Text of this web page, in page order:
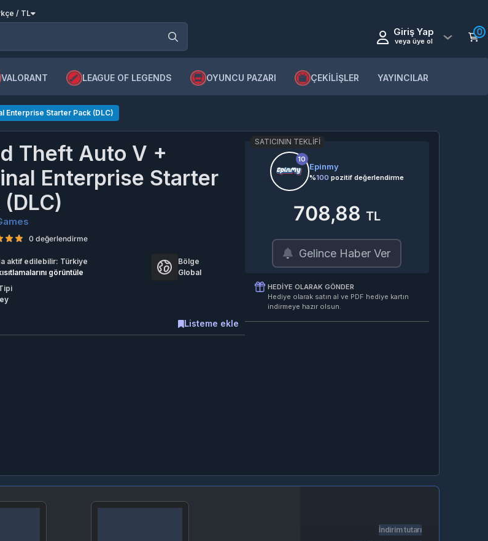
/ TL
Giriş Yap
veya üye ol
0
VALORANT LEAGUE OF LEGENDS OYUNCU PAZARI ÇEKİLİŞLER YAYINCILAR
Enterprise Starter Pack (DLC)
Theft Auto V +
Enterprise Starter
0 değerlendirme
aktif edilebilir: Türkiye
görüntüle
Bölge
Global
Listeme ekle
SATICININ TEKLIFI
10
Epinmy
%100 pozitif değerlendirme
708,88 TL
Gelince Haber Ver
HEDIYE OLARAK GÖNDER
Hediye olarak satın al ve PDF hediye kartın
indirmeye hazır olsun.
İndirim tutarı